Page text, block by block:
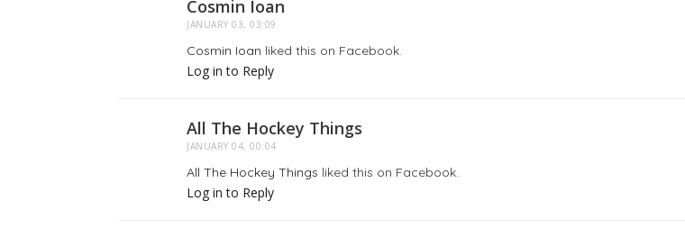
Cosmin Ioan
JANUARY 03, 03:09
Cosmin Ioan liked this on Facebook.
Log in to Reply
All The Hockey Things
JANUARY 04, 00:04
All The Hockey Things liked this on Facebook.
Log in to Reply